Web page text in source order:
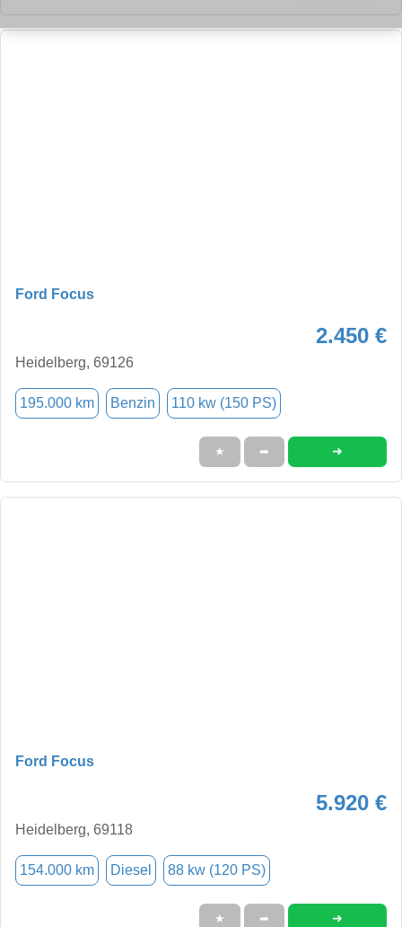
Ford Focus
2.450 €
Heidelberg, 69126
195.000 km Benzin 110 kw (150 PS)
★ ➦ ➜
Ford Focus
5.920 €
Heidelberg, 69118
154.000 km Diesel 88 kw (120 PS)
★ ➦ ➜